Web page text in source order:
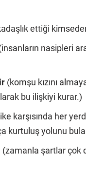
ettiği
nasipleri
(komşu kızını
bu ilişkiyi kurar.)
karşısında her
kurtuluş yolunu
(zamanla şartlar çok